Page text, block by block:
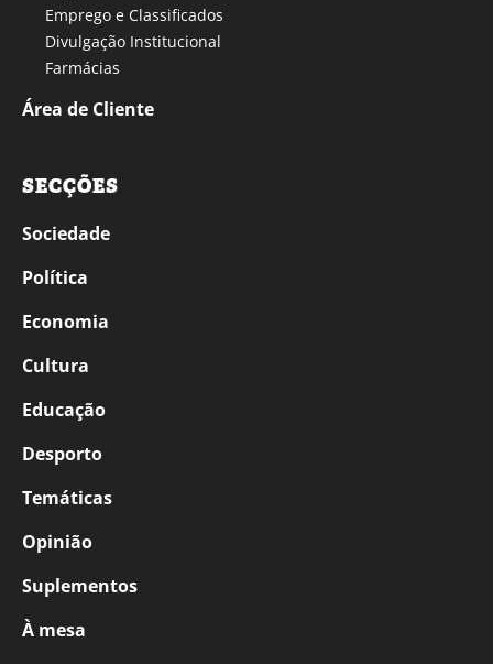
Emprego e Classificados
Divulgação Institucional
Farmácias
Área de Cliente
SECÇÕES
Sociedade
Política
Economia
Cultura
Educação
Desporto
Temáticas
Opinião
Suplementos
À mesa